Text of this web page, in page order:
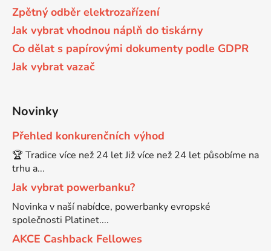
Zpětný odběr elektrozařízení
Jak vybrat vhodnou náplň do tiskárny
Co dělat s papírovými dokumenty podle GDPR
Jak vybrat vazač
Novinky
Přehled konkurenčních výhod
🏆 Tradice více než 24 let Již více než 24 let působíme na
trhu a...
Jak vybrat powerbanku?
Novinka v naší nabídce, powerbanky evropské
společnosti Platinet....
AKCE Cashback Fellowes